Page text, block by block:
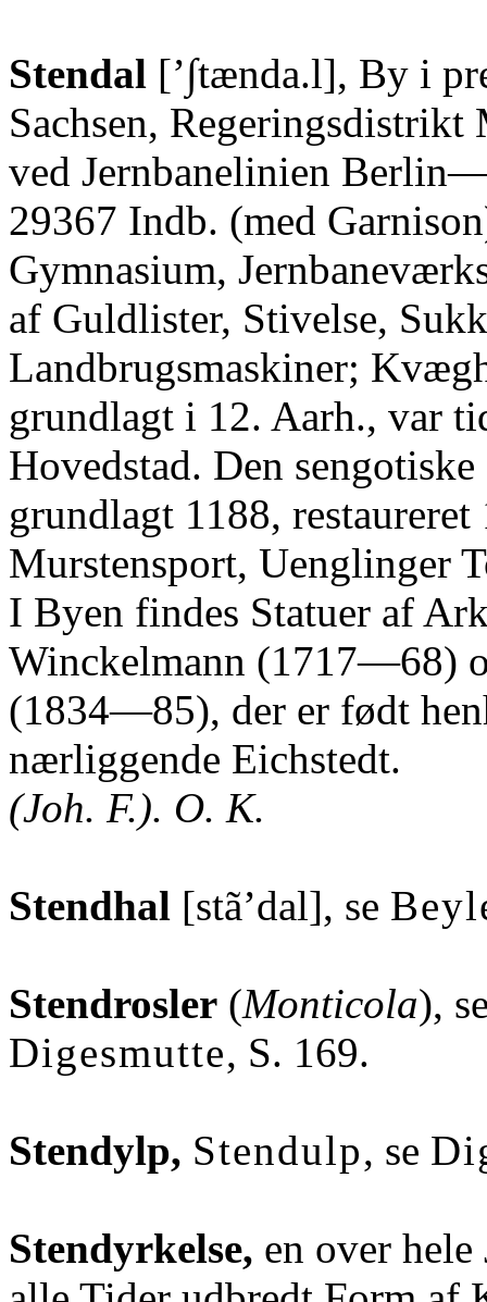
Stendal [’∫tænda.l], By i
Sachsen, Regeringsdistrikt
ved Jernbanelinien
29367 Indb. (med
Gymnasium,
af Guldlister, Stivelse,
Landbrugsmaskiner;
grundlagt i 12. Aarh., var
Hovedstad. Den
grundlagt 1188,
Murstensport, Uenglinger
I Byen findes Statuer af
Winckelmann (1717—68)
(1834—85), der er født
nærliggende Eichstedt.
(Joh. F.). O. K.
Stendhal [stã’dal], se
Stendrosler (Monticola),
Digesmutte, S. 169.
Stendylp, Stendulp, se
Stendyrkelse, en over